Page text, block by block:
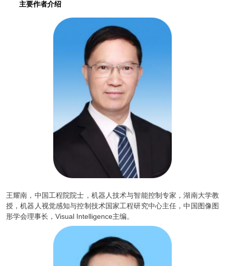
主要作者介绍
王耀南，中国工程院院士，机器人技术与智能控制专家，湖南大学教
授，机器人视觉感知与控制技术国家工程研究中心主任，中国图像图
形学会理事长，Visual Intelligence主编。